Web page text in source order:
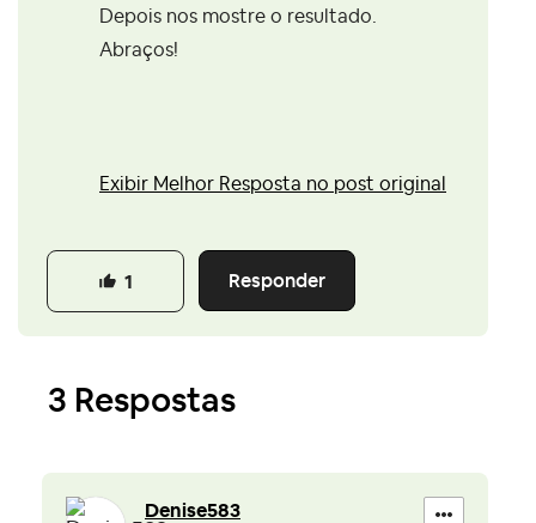
Depois nos mostre o resultado.
Abraços!
Exibir Melhor Resposta no post original
Responder
1
3 Respostas
Denise583